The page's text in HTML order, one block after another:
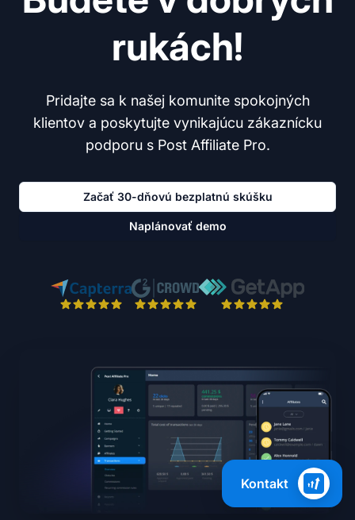
rukách!
Pridajte sa k našej komunite spokojných
klientov a poskytujte vynikajúcu zákaznícku
podporu s Post Affiliate Pro.
Začať 30-dňovú bezplatnú skúšku
Naplánovať demo
Kontakt